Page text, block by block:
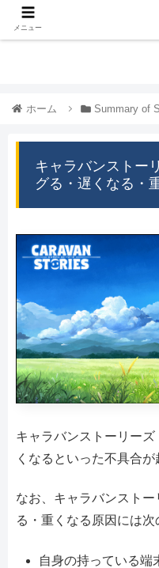
ホーム Summary of
キャラバンストー
グる・遅くなる・
キャラバンストーリー
くなるといった不具合が
なお、キャラバンスト
る・重くなる原因には次
自身の持っている端
メニュー